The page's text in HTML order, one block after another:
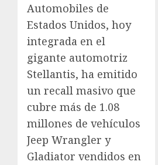
Automobiles de
Estados Unidos, hoy
integrada en el
gigante automotriz
Stellantis, ha emitido
un recall masivo que
cubre más de 1.08
millones de vehículos
Jeep Wrangler y
Gladiator vendidos en